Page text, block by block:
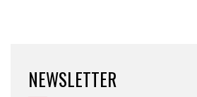
NEWSLETTER